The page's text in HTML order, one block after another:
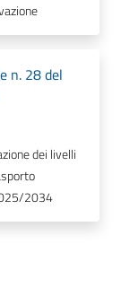
n. 28 del
dei livelli
2034